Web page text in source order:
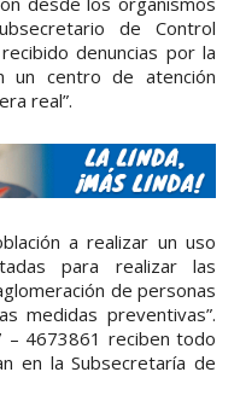
de Control
denuncias por la
un centro de atención
real”.
a realizar un uso
para realizar las
de personas
medidas preventivas”.
– 4673861 reciben todo
en la Subsecretaría de